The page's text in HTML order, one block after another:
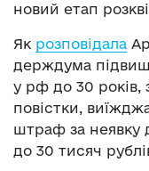
новий етап
Як розповідала
держдума
у рф до 30 років,
повістки,
штраф за неявку
до 30 тисяч